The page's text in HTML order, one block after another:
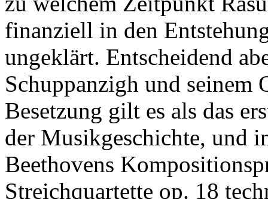
finanziell in den
ungeklärt. Entscheidend
Schuppanzigh und seinem
Besetzung gilt es als das
der Musikgeschichte, und
Beethovens
Streichquartette op. 18